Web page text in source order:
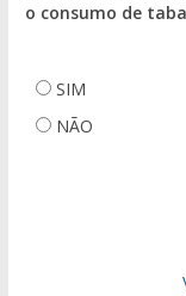
o consumo de
SIM
NÃO